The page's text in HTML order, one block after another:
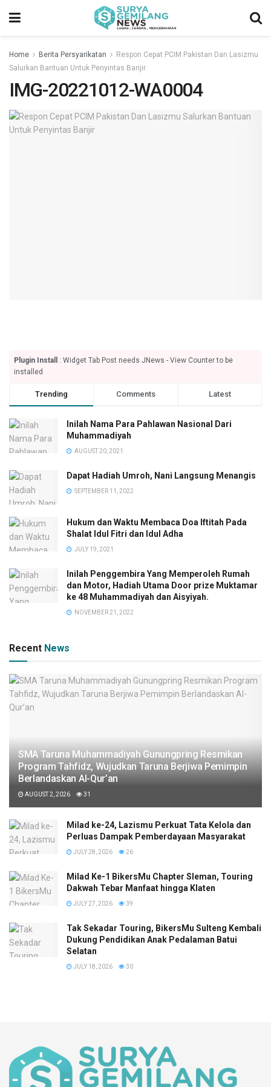
Home Berita Persyarikatan
Respon Cepat PCIM Pakistan Dan Lasizmu
Salurkan Bantuan Untuk Penyintas Banjir
IMG-20221012-WA0004
Plugin Install
: Widget Tab Post needs JNews - View Counter to be
installed
Trending Comments Latest
Inilah Nama Para Pahlawan Nasional Dari
Muhammadiyah
AUGUST 20, 2021
Dapat Hadiah Umroh, Nani Langsung Menangis
SEPTEMBER 11, 2022
Hukum dan Waktu Membaca Doa Iftitah Pada
Shalat Idul Fitri dan Idul Adha
JULY 19, 2021
Inilah Penggembira Yang Memperoleh Rumah
dan Motor, Hadiah Utama Door prize Muktamar
ke 48 Muhammadiyah dan Aisyiyah.
NOVEMBER 21, 2022
Recent News
SMA Taruna Muhammadiyah Gunungpring Resmikan
Program Tahfidz, Wujudkan Taruna Berjiwa Pemimpin
Berlandaskan Al-Qur’an
AUGUST 2, 2026 31
Milad ke-24, Lazismu Perkuat Tata Kelola dan
Perluas Dampak Pemberdayaan Masyarakat
JULY 28, 2026 26
Milad Ke-1 BikersMu Chapter Sleman, Touring
Dakwah Tebar Manfaat hingga Klaten
JULY 27, 2026 39
Tak Sekadar Touring, BikersMu Sulteng Kembali
Dukung Pendidikan Anak Pedalaman Batui
Selatan
JULY 18, 2026 30